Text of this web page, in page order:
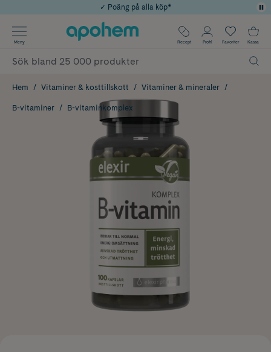
Årets Butik 2025 inom Skönhet
Använd kod: SOMMAR20 för 20% över 649kr
✓ Rådgivning från farmaceuter & hudterapeuter
✓ Poäng på alla köp*
Meny Recept Profil Favoriter Kassa
Hem Vitaminer & kosttillskott Vitaminer & mineraler
B-vitaminer B-vitaminkomplex